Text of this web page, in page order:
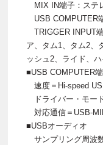
MIX IN端子：ステ
USB COMPUTER
TRIGGER INPUT
ア、タム1、タム2、
ッシュ2、ライド、
■USB COMPUTER
速度＝Hi-speed
ドライバー・モー
対応通信＝USB-
■USBオーディオ
サンプリング周波